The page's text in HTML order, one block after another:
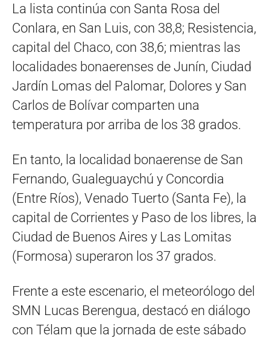
La lista continúa con Santa Rosa del
Conlara, en San Luis, con 38,8; Resistencia,
capital del Chaco, con 38,6; mientras las
localidades bonaerenses de Junín, Ciudad
Jardín Lomas del Palomar, Dolores y San
Carlos de Bolívar comparten una
temperatura por arriba de los 38 grados.
En tanto, la localidad bonaerense de San
Fernando, Gualeguaychú y Concordia
(Entre Ríos), Venado Tuerto (Santa Fe), la
capital de Corrientes y Paso de los libres, la
Ciudad de Buenos Aires y Las Lomitas
(Formosa) superaron los 37 grados.
Frente a este escenario, el meteorólogo del
SMN Lucas Berengua, destacó en diálogo
con Télam que la jornada de este sábado